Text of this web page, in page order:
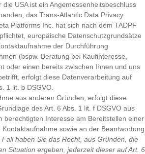
USA ist ein Angemessenheitsbeschluss
das Trans-Atlantic Data Privacy
Platforms Inc. hat sich nach dem TADPF
europäische Datenschutzgrundsätze
der Durchführung
(bspw. Beratung bei Kaufinteresse,
oder einen bereits zwischen Ihnen und uns
erfolgt diese Datenverarbeitung auf
1 lit. b DSGVO.
aus anderen Gründen, erfolgt diese
des Art. 6 Abs. 1 lit. f DSGVO aus
berechtigten Interesse am Bereitstellen einer
sowie an der Beantwortung
Fall haben Sie das Recht, aus Gründen, die
Situation ergeben, jederzeit dieser auf Art. 6